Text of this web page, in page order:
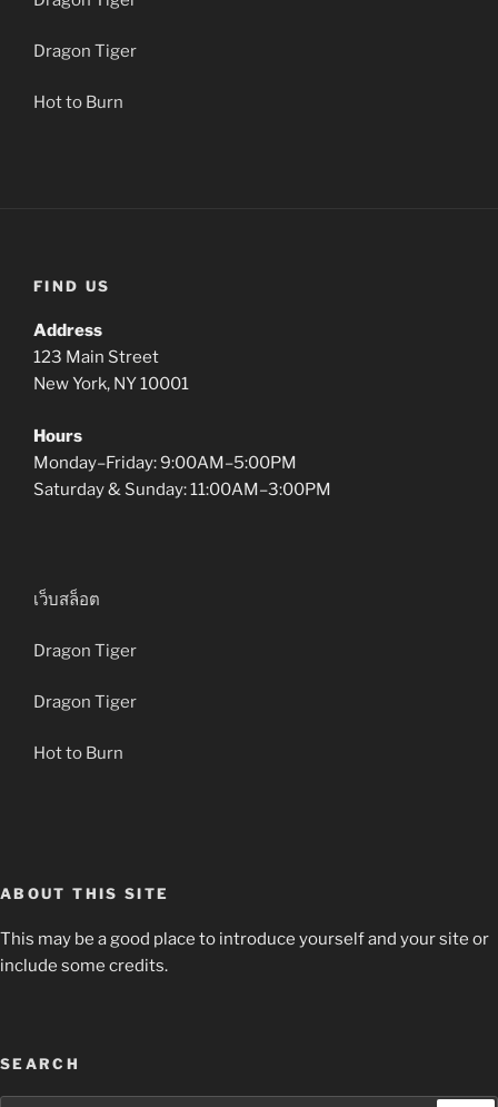
Dragon Tiger
Hot to Burn
FIND US
Address
123 Main Street
New York, NY 10001
Hours
Monday–Friday: 9:00AM–5:00PM
Saturday & Sunday: 11:00AM–3:00PM
เว็บสล็อต
Dragon Tiger
Dragon Tiger
Hot to Burn
ABOUT THIS SITE
This may be a good place to introduce yourself and your site or
include some credits.
SEARCH